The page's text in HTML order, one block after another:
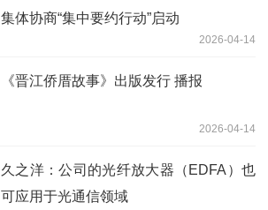
集体协商“集中要约行动”启动
2026-04-14
《晋江侨厝故事》出版发行 播报
2026-04-14
久之洋：公司的光纤放大器（EDFA）也
可应用于光通信领域